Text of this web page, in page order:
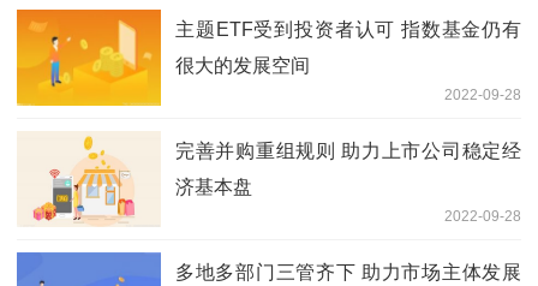
主题ETF受到投资者认可 指数基金仍有
很大的发展空间
2022-09-28
完善并购重组规则 助力上市公司稳定经
济基本盘
2022-09-28
多地多部门三管齐下 助力市场主体发展